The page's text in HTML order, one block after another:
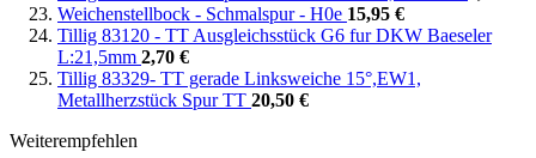
Weichenstellbock - Schmalspur - H0e 15,95 €
Tillig 83120 - TT Ausgleichsstück G6 fur DKW Baeseler
L:21,5mm 2,70 €
Tillig 83329- TT gerade Linksweiche 15°,EW1,
Metallherzstück Spur TT 20,50 €
Weiterempfehlen